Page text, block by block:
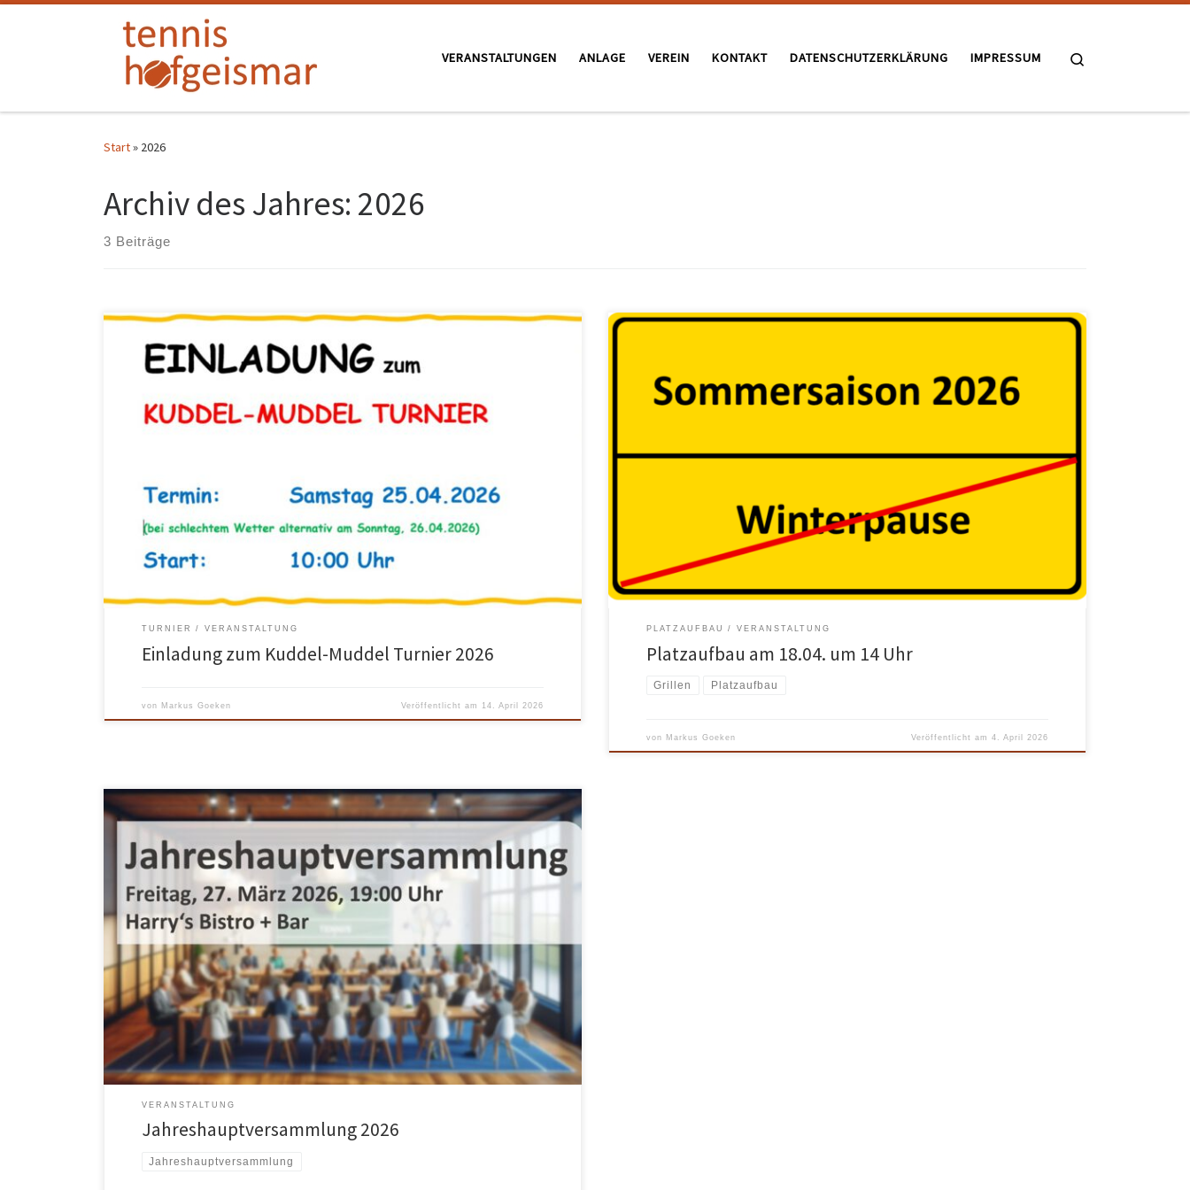
Zum Inhalt springen
VERANSTALTUNGEN ANLAGE VEREIN KONTAKT DATENSCHUTZERKLÄRUNG IMPRESSUM
Start» 2026
Archiv des Jahres: 2026
3 Beiträge
Termin: Samstag, 25. April 2026 ab 10:00 auf unserer Anlage Bei schlechtem Wetter
Oder tragt euch auf […]
TURNIER VERANSTALTUNG
Einladung zum Kuddel-Muddel Turnier 2026
von Markus Goeken Veröffentlicht am 14. April 2026
Platzaufbau-Aktivitäten in den letzten Jahren häufig auf wenige (gleiche) Mitglieder
konzentriert hat, bitten wir ausdrücklich alle Mitglieder um Unterstützung. Auch Kinder
PLATZAUFBAU VERANSTALTUNG
Platzaufbau am 18.04. um 14 Uhr
Grillen Platzaufbau
von Markus Goeken Veröffentlicht am4. April 2026
Liebe Mitglieder, wir laden euch zur Jahreshauptversammlung am Freitag 27.03.2026 um
19.00 Uhr in denNebenraum von „Harry´s Bistro“ (Tennishalle Hofgeismar) ein.
Tagesordnung Euer Vorstand
VERANSTALTUNG
Jahreshauptversammlung 2026
Jahreshauptversammlung